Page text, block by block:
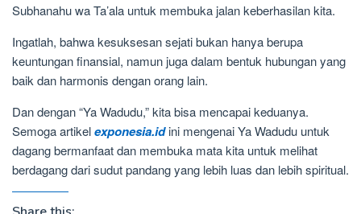
Subhanahu wa Ta’ala untuk membuka jalan keberhasilan kita.
Ingatlah, bahwa kesuksesan sejati bukan hanya berupa
keuntungan finansial, namun juga dalam bentuk hubungan yang
baik dan harmonis dengan orang lain.
Dan dengan “Ya Wadudu,” kita bisa mencapai keduanya.
Semoga artikelexponesia.idini mengenai Ya Wadudu untuk
dagang bermanfaat dan membuka mata kita untuk melihat
berdagang dari sudut pandang yang lebih luas dan lebih spiritual.